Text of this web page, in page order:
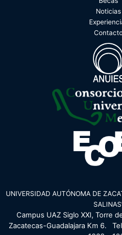
Noticias
UNIVERSIDAD AUTÓNOMA DE
Campus UAZ Siglo XXI, Torre
Zacatecas-Guadalajara Km 6.